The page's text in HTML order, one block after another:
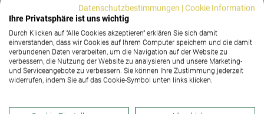
Datenschutzbestimmungen |Cookie Information
Ihre Privatsphäre ist uns wichtig
Durch Klicken auf "Alle Cookies akzeptieren" erklären Sie sich damit
einverstanden, dass wir Cookies auf Ihrem Computer speichern und die damit
verbundenen Daten verarbeiten, um die Navigation auf der Website zu
verbessern, die Nutzung der Website zu analysieren und unsere Marketing-
und Serviceangebote zu verbessern. Sie können Ihre Zustimmung jederzeit
widerrufen, indem Sie auf das Cookie-Symbol unten links klicken.